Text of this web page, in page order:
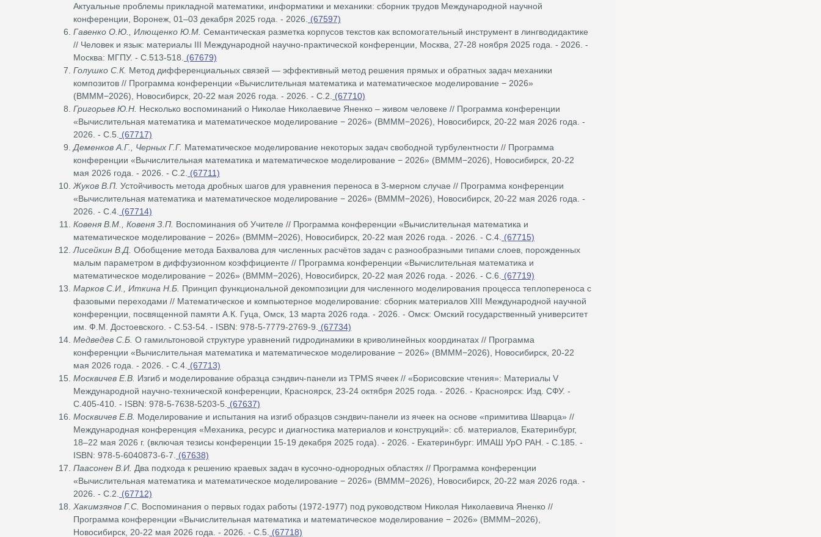
Актуальные проблемы прикладной математики, информатики и механики: сборник трудов Международной научной
конференции, Воронеж, 01–03 декабря 2025 года. - 2026.
(67597)
Гавенко О.Ю., Илющенко Ю.М. Семантическая разметка корпусов текстов как вспомогательный инструмент в лингводидактике
// Человек и язык: материалы III Международной научно-практической конференции, Москва, 27-28 ноября 2025 года. - 2026. -
Москва: МГПУ. - С.513-518.
(67679)
Голушко С.К. Метод дифференциальных связей — эффективный метод решения прямых и обратных задач механики
композитов // Программа конференции «Вычислительная математика и математическое моделирование − 2026»
(ВМММ−2026), Новосибирск, 20-22 мая 2026 года. - 2026. - С.2.
(67710)
Григорьев Ю.Н. Несколько воспоминаний о Николае Николаевиче Яненко – живом человеке // Программа конференции
«Вычислительная математика и математическое моделирование − 2026» (ВМММ−2026), Новосибирск, 20-22 мая 2026 года. -
2026. - С.5.
(67717)
Деменков А.Г., Черных Г.Г. Математическое моделирование некоторых задач свободной турбулентности // Программа
конференции «Вычислительная математика и математическое моделирование − 2026» (ВМММ−2026), Новосибирск, 20-22
мая 2026 года. - 2026. - С.2.
(67711)
Жуков В.П. Устойчивость метода дробных шагов для уравнения переноса в 3-мерном случае // Программа конференции
«Вычислительная математика и математическое моделирование − 2026» (ВМММ−2026), Новосибирск, 20-22 мая 2026 года. -
2026. - С.4. (67714)
Ковеня В.М., Ковеня З.П. Воспоминания об Учителе // Программа конференции «Вычислительная математика и
математическое моделирование − 2026» (ВМММ−2026), Новосибирск, 20-22 мая 2026 года. - 2026. - С.4. (67715)
Лисейкин В.Д. Обобщение метода Бахвалова для численных расчётов задач с разнообразными типами слоев, порожденных
малым параметром в диффузионном коэффициенте // Программа конференции «Вычислительная математика и
математическое моделирование − 2026» (ВМММ−2026), Новосибирск, 20-22 мая 2026 года. - 2026. - С.6.
(67719)
Марков С.И., Иткина Н.Б. Принцип функциональной декомпозиции для численного моделирования процесса теплопереноса с
фазовыми переходами // Математическое и компьютерное моделирование: сборник материалов XIII Международной научной
конференции, посвященной памяти А.К. Гуца, Омск, 13 марта 2026 года. - 2026. - Омск: Омский государственный университет
им. Ф.М. Достоевского. - С.53-54. - ISBN: 978-5-7779-2769-9.
(67734)
Медведев С.Б. О гамильтоновой структуре уравнений гидродинамики в криволинейных координатах // Программа
конференции «Вычислительная математика и математическое моделирование − 2026» (ВМММ−2026), Новосибирск, 20-22
мая 2026 года. - 2026. - С.4. (67713)
Москвичев Е.В. Изгиб и моделирование образца сэндвич-панели из TPMS ячеек // «Борисовские чтения»: Материалы V
Международной научно-технической конференции, Красноярск, 23-24 октября 2025 года. - 2026. - Красноярск: Изд. СФУ. -
С.405-410. - ISBN: 978-5-7638-5203-5.
(67637)
Москвичев Е.В. Моделирование и испытания на изгиб образцов сэндвич-панели из ячеек на основе «примитива Шварца» //
Международная конференция «Механика, ресурс и диагностика материалов и конструкций»: сб. материалов, Екатеринбург,
18–22 мая 2026 г. (включая тезисы конференции 15-19 декабря 2025 года). - 2026. - Екатеринбург: ИМАШ УрО РАН. - С.185. -
ISBN: 978-5-6040873-6-7.
(67638)
Паасонен В.И. Два подхода к решению краевых задач в кусочно-однородных областях // Программа конференции
«Вычислительная математика и математическое моделирование − 2026» (ВМММ−2026), Новосибирск, 20-22 мая 2026 года. -
2026. - С.2.
(67712)
Хакимзянов Г.С. Воспоминания о первых годах работы (1972-1977) под руководством Николая Николаевича Яненко //
Программа конференции «Вычислительная математика и математическое моделирование − 2026» (ВМММ−2026),
Новосибирск, 20-22 мая 2026 года. - 2026. - С.5.
(67718)